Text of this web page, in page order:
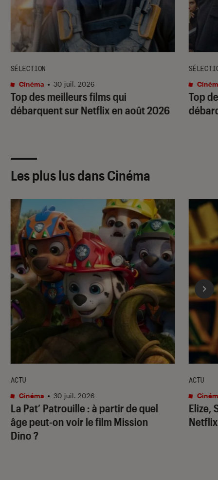
Top des meilleurs films qui
débarquent sur Netflix en août 2026
SÉLECTION
Cinéma • 30 juil. 2026
Top
Les plus lus dans Cinéma
La Pat’ Patrouille: à partir de quel
âge peut-on voir le film Mission
Dino?
ACTU
Cinéma • 30 juil. 2026
Elize,
ACTU